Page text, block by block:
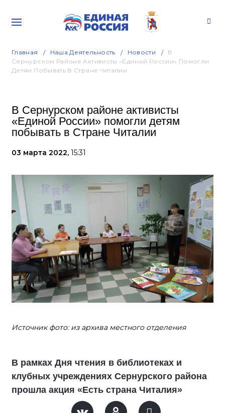
Главная Наша Деятельность Новости
В
Сернурском Районе Активисты «Единой России» Помогли
Детям Побывать В Стране Читалии
В Сернурском районе активисты
«Единой России» помогли детям
побывать в Стране Читалии
03 марта 2022, 15:31
Источник фото: из архива местного отделения
В рамках Дня чтения в библиотеках и
клубных учреждениях Сернурского района
прошла акция «Есть страна Читалия»